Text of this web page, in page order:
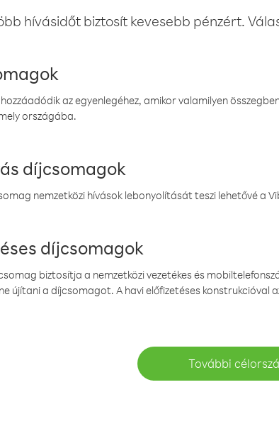
hívásidőt biztosít kevesebb pénzért.
az egyenlegéhez, amikor valamilyen
országába.
díjcsomagok
nemzetközi hívások lebonyolítását teszi lehetővé
díjcsomagok
biztosítja a nemzetközi vezetékes és
újítani a díjcsomagot. A havi előfizetéses
További